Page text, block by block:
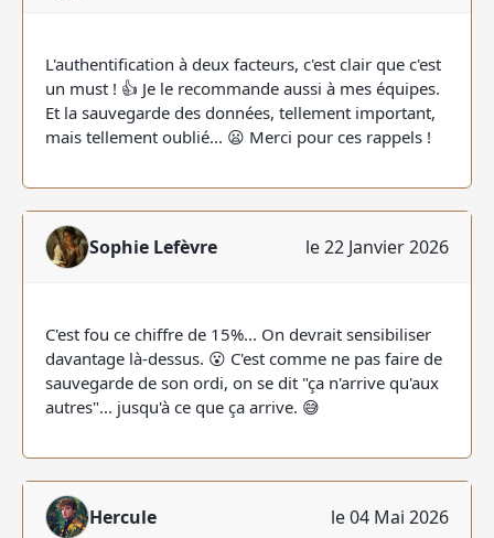
L'authentification à deux facteurs, c'est clair que c'est
un must ! 👍 Je le recommande aussi à mes équipes.
Et la sauvegarde des données, tellement important,
mais tellement oublié... 😦 Merci pour ces rappels !
Sophie Lefèvre le 22 Janvier 2026
C'est fou ce chiffre de 15%... On devrait sensibiliser
davantage là-dessus. 😮 C'est comme ne pas faire de
sauvegarde de son ordi, on se dit "ça n'arrive qu'aux
autres"... jusqu'à ce que ça arrive. 😅
Hercule le 04 Mai 2026